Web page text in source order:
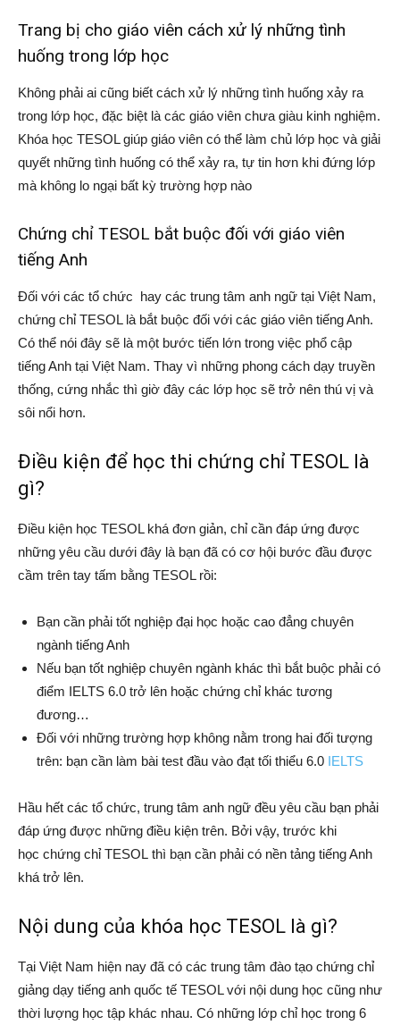
Trang bị cho giáo viên cách xử lý những tình
huống trong lớp học
Không phải ai cũng biết cách xử lý những tình huống xảy ra
trong lớp học, đặc biệt là các giáo viên chưa giàu kinh nghiệm.
Khóa học TESOL giúp giáo viên có thể làm chủ lớp học và giải
quyết những tình huống có thể xảy ra, tự tin hơn khi đứng lớp
mà không lo ngại bất kỳ trường hợp nào
Chứng chỉ TESOL bắt buộc đối với giáo viên
tiếng Anh
Đối với các tổ chức hay các trung tâm anh ngữ tại Việt Nam,
chứng chỉ TESOL là bắt buộc đối với các giáo viên tiếng Anh.
Có thể nói đây sẽ là một bước tiến lớn trong việc phổ cập
tiếng Anh tại Việt Nam. Thay vì những phong cách dạy truyền
thống, cứng nhắc thì giờ đây các lớp học sẽ trở nên thú vị và
sôi nổi hơn.
Điều kiện để học thi chứng chỉ TESOL là
gì?
Điều kiện học TESOL khá đơn giản, chỉ cần đáp ứng được
những yêu cầu dưới đây là bạn đã có cơ hội bước đầu được
cầm trên tay tấm bằng TESOL rồi:
Bạn cần phải tốt nghiệp đại học hoặc cao đẳng chuyên
ngành tiếng Anh
Nếu bạn tốt nghiệp chuyên ngành khác thì bắt buộc phải có
điểm IELTS 6.0 trở lên hoặc chứng chỉ khác tương
đương…
Đối với những trường hợp không nằm trong hai đối tượng
trên: bạn cần làm bài test đầu vào đạt tối thiểu 6.0 IELTS
Hầu hết các tổ chức, trung tâm anh ngữ đều yêu cầu bạn phải
đáp ứng được những điều kiện trên. Bởi vậy, trước khi
học chứng chỉ TESOL thì bạn cần phải có nền tảng tiếng Anh
khá trở lên.
Nội dung của khóa học TESOL là gì?
Tại Việt Nam hiện nay đã có các trung tâm đào tạo chứng chỉ
giảng dạy tiếng anh quốc tế TESOL với nội dung học cũng như
thời lượng học tập khác nhau. Có những lớp chỉ học trong 6